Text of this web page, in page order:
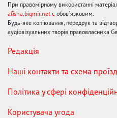
При правомірному використанні
afisha.bigmir.net є обов'язковим.
Будь-яке копіювання, передрук та
аудіовізуальних творів правовласника
Редакція
Наші контакти та схема
Політика у сфері
Користувача угода